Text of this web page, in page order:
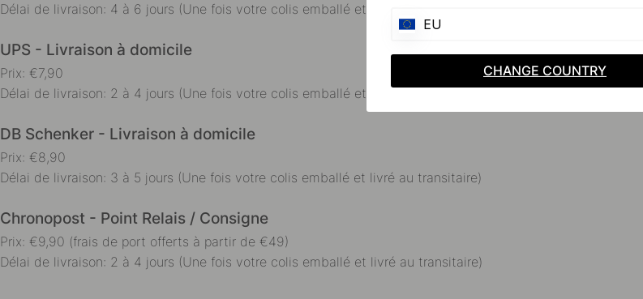
EU
CHANGE COUNTRY
Délai de livraison: 4 à 6 jours (Une fois votre colis emballé et livré au transitaire)
UPS - Livraison à domicile
Prix: €7,90
Délai de livraison: 2 à 4 jours (Une fois votre colis emballé et livré au transitaire)
DB Schenker - Livraison à domicile
Prix: €8,90
Délai de livraison: 3 à 5 jours (Une fois votre colis emballé et livré au transitaire)
Chronopost - Point Relais / Consigne
Prix: €9,90 (frais de port offerts à partir de €49)
Délai de livraison: 2 à 4 jours (Une fois votre colis emballé et livré au transitaire)